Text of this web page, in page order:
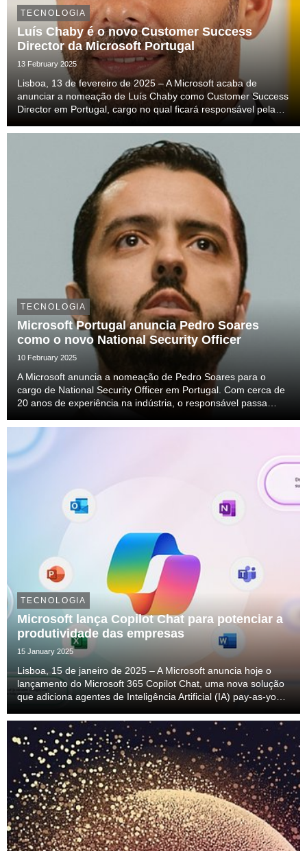
TECNOLOGIA
Luís Chaby é o novo Customer Success
Director da Microsoft Portugal
13 February 2025
Lisboa, 13 de fevereiro de 2025 – A Microsoft acaba de
anunciar a nomeação de Luís Chaby como Customer Success
Director em Portugal, cargo no qual ficará responsável pela
juntado à Microsoft em 2008, por via da ...
TECNOLOGIA
Microsoft Portugal anuncia Pedro Soares
como o novo National Security Officer
10 February 2025
A Microsoft anuncia a nomeação de Pedro Soares para o
cargo de National Security Officer em Portugal. Com cerca de
20 anos de experiência na indústria, o responsável passa
conformidade da Microsoft Portugal.
TECNOLOGIA
Microsoft lança Copilot Chat para potenciar a
produtividade das empresas
15 January 2025
Lisboa, 15 de janeiro de 2025 – A Microsoft anuncia hoje o
lançamento do Microsoft 365 Copilot Chat, uma nova solução
que adiciona agentes de Inteligência Artificial (IA) pay-as-you-
comerciais do Microsoft 365....